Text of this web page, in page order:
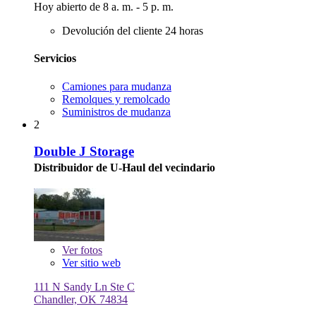
Hoy abierto de 8 a. m. - 5 p. m.
Devolución del cliente 24 horas
Servicios
Camiones para mudanza
Remolques y remolcado
Suministros de mudanza
2
Double J Storage
Distribuidor de U-Haul del vecindario
Verfotos
Ver sitio web
111 N Sandy Ln Ste C
Chandler, OK 74834